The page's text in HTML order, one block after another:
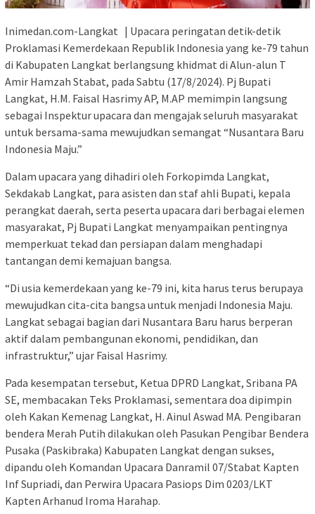
Inimedan.com-Langkat | Upacara peringatan detik-detik
Proklamasi Kemerdekaan Republik Indonesia yang ke-79 tahun
di Kabupaten Langkat berlangsung khidmat di Alun-alun T
Amir Hamzah Stabat, pada Sabtu (17/8/2024). Pj Bupati
Langkat, H.M. Faisal Hasrimy AP, M.AP memimpin langsung
sebagai Inspektur upacara dan mengajak seluruh masyarakat
untuk bersama-sama mewujudkan semangat “Nusantara Baru
Indonesia Maju.”
Dalam upacara yang dihadiri oleh Forkopimda Langkat,
Sekdakab Langkat, para asisten dan staf ahli Bupati, kepala
perangkat daerah, serta peserta upacara dari berbagai elemen
masyarakat, Pj Bupati Langkat menyampaikan pentingnya
memperkuat tekad dan persiapan dalam menghadapi
tantangan demi kemajuan bangsa.
“Di usia kemerdekaan yang ke-79 ini, kita harus terus berupaya
mewujudkan cita-cita bangsa untuk menjadi Indonesia Maju.
Langkat sebagai bagian dari Nusantara Baru harus berperan
aktif dalam pembangunan ekonomi, pendidikan, dan
infrastruktur,” ujar Faisal Hasrimy.
Pada kesempatan tersebut, Ketua DPRD Langkat, Sribana PA
SE, membacakan Teks Proklamasi, sementara doa dipimpin
oleh Kakan Kemenag Langkat, H. Ainul Aswad MA. Pengibaran
bendera Merah Putih dilakukan oleh Pasukan Pengibar Bendera
Pusaka (Paskibraka) Kabupaten Langkat dengan sukses,
dipandu oleh Komandan Upacara Danramil 07/Stabat Kapten
Inf Supriadi, dan Perwira Upacara Pasiops Dim 0203/LKT
Kapten Arhanud Iroma Harahap.